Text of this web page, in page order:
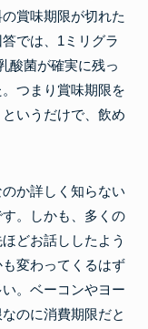
賞味期限が切れた
では、1ミリグラ
酸菌が確実に残っ
つまり賞味期限を
いうだけで、飲め
か詳しく知らない
。しかも、多くの
どお話ししたよう
変わってくるはず
。ベーコンやヨー
のに消費期限だと